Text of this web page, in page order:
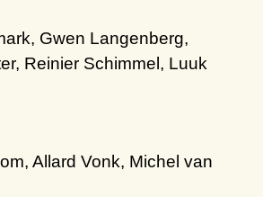
Gwen Langenberg,
Reinier Schimmel, Luuk
Allard Vonk, Michel van